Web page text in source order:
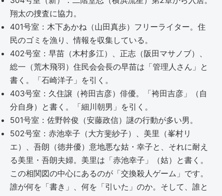
翔太の捜査に協力。
401号室：木下あかね（山田真歩）フリーライター。住
民のゴミを漁り、情報を収集している。
402号室：早苗（木村多江）、正志（阪田マサノブ）、
総一（荒木飛羽）住民会会長の早苗は「管理人さん」と
書く。「石崎洋子」を引く。
403号室：久住譲（袴田吉彦）俳優。「袴田吉彦」（自
分自身）と書く。「細川朝男」を引く。
501号室：佐野幹俊（安藤政信）謎の行動が多い男。
502号室：赤池幸子（大方斐紗子）、美里（峯村リ
エ）、吾朗（徳井優）意地悪な姑・幸子と、それに耐え
る美里・吾朗夫婦。美里は「赤池幸子」（姑）と書く。
この相関図の中心にあるのが「交換殺人ゲーム」です。
誰が何を「書き」、何を「引いた」のか。そして、誰と